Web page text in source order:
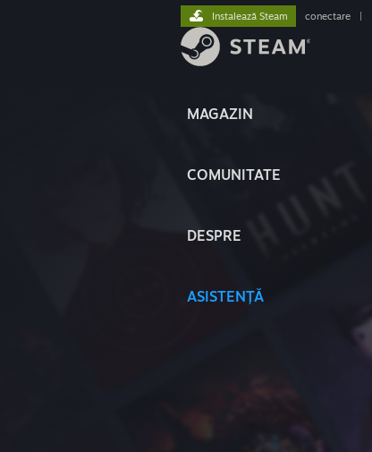
MAGAZIN
COMUNITATE
DESPRE
ASISTENȚĂ
Instalează Steam conectare